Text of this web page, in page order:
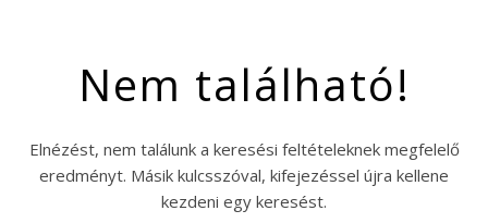
Nem található!
Elnézést, nem találunk a keresési feltételeknek megfelelő
eredményt. Másik kulcsszóval, kifejezéssel újra kellene
kezdeni egy keresést.